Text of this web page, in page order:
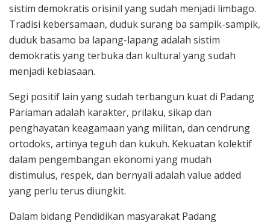
sistim demokratis orisinil yang sudah menjadi limbago.
Tradisi kebersamaan, duduk surang ba sampik-sampik,
duduk basamo ba lapang-lapang adalah sistim
demokratis yang terbuka dan kultural yang sudah
menjadi kebiasaan.
Segi positif lain yang sudah terbangun kuat di Padang
Pariaman adalah karakter, prilaku, sikap dan
penghayatan keagamaan yang militan, dan cendrung
ortodoks, artinya teguh dan kukuh. Kekuatan kolektif
dalam pengembangan ekonomi yang mudah
distimulus, respek, dan bernyali adalah value added
yang perlu terus diungkit.
Dalam bidang Pendidikan masyarakat Padang